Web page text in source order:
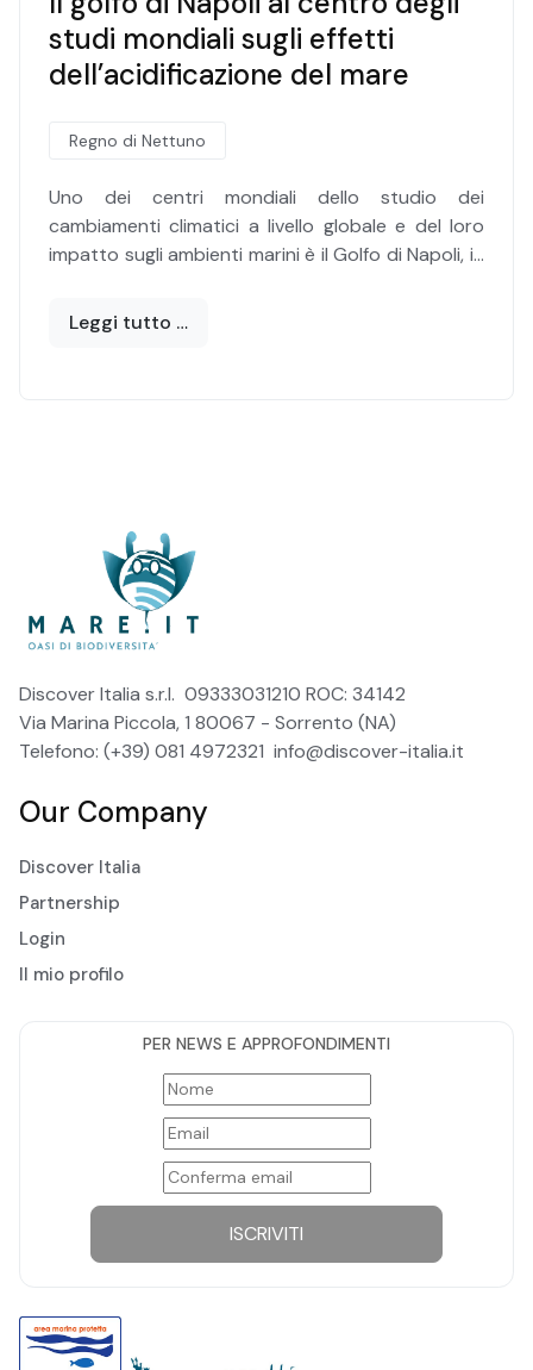
studi mondiali sugli effetti
dell’acidificazione del mare
Regno di Nettuno
Uno dei centri mondiali dello studio dei
cambiamenti climatici a livello globale e del loro
impatto sugli ambienti marini è il Golfo di Napoli, in
alcune sue aree.
Leggi tutto …
Discover Italia s.r.l. 09333031210 ROC: 34142
Via Marina Piccola, 1 80067 - Sorrento (NA)
Telefono: (+39) 081 4972321 info@discover-italia.it
Our Company
Discover Italia
Partnership
Login
Il mio profilo
PER NEWS E APPROFONDIMENTI
ISCRIVITI